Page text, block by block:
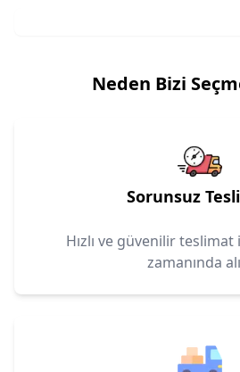
Neden Bizi
Sorunsuz
Hızlı ve güvenilir
zamanında